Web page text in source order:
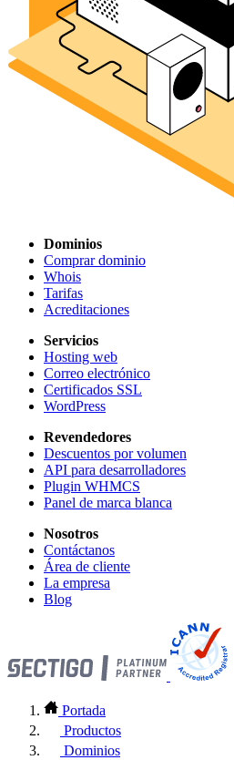
Dominios
Comprar dominio
Whois
Tarifas
Acreditaciones
Servicios
Hosting web
Correo electrónico
Certificados SSL
WordPress
Revendedores
Descuentos por volumen
API para desarrolladores
Plugin WHMCS
Panel de marca blanca
Nosotros
Contáctanos
Área de cliente
La empresa
Blog
Portada
Productos
Dominios